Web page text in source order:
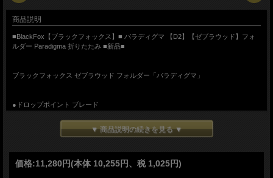
商品説明
■BlackFox【ブラックフォックス】■ パラディグマ 【D2】【ゼブラウッド】フォ
ルダー Paradigma 折りたたみ ■新品■
ブラックフォックス ゼブラウッド フォルダー「パラディグマ」
●ドロップポイント ブレード
D2鋼ブレード
●ポケットクリップ付き
持ち運びに便利なポケットクリップ
▼ 商品説明の続きを見る ▼
価格:11,280円(本体 10,255円、税 1,025円)